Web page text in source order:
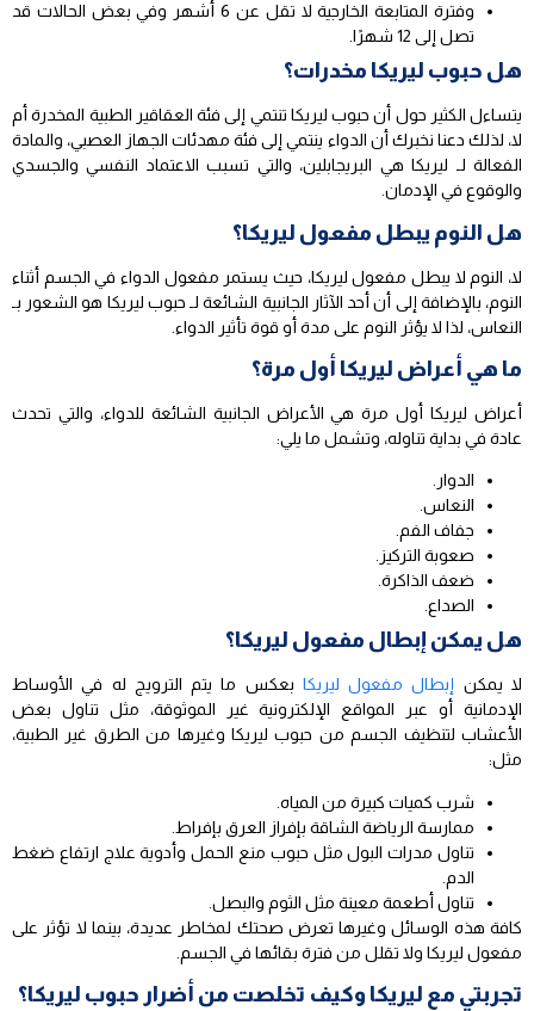
وفترة المتابعة الخارجية لا تقل عن 6 أشهر وفي بعض الحالات قد
تصل إلى 12 شهرًا.
هل حبوب ليريكا مخدرات؟
يتساءل الكثير حول أن حبوب ليريكا تنتمي إلى فئة العقاقير الطبية المخدرة أم
لا، لذلك دعنا نخبرك أن الدواء ينتمي إلى فئة مهدئات الجهاز العصبي، والمادة
الفعالة لـ ليريكا هي البريجابلين، والتي تسبب الاعتماد النفسي والجسدي
والوقوع في الإدمان.
هل النوم يبطل مفعول ليريكا؟
لا، النوم لا يبطل مفعول ليريكا، حيث يستمر مفعول الدواء في الجسم أثناء
النوم، بالإضافة إلى أن أحد الآثار الجانبية الشائعة لـ حبوب ليريكا هو الشعور بـ
النعاس، لذا لا يؤثر النوم على مدة أو قوة تأثير الدواء.
ما هي أعراض ليريكا أول مرة؟
أعراض ليريكا أول مرة هي الأعراض الجانبية الشائعة للدواء، والتي تحدث
عادة في بداية تناوله، وتشمل ما يلي:
الدوار.
النعاس.
جفاف الفم.
صعوبة التركيز.
ضعف الذاكرة.
الصداع.
هل يمكن إبطال مفعول ليريكا؟
لا يمكن إبطال مفعول ليريكا بعكس ما يتم الترويج له في الأوساط
الإدمانية أو عبر المواقع الإلكترونية غير الموثوقة، مثل تناول بعض
الأعشاب لتنظيف الجسم من حبوب ليريكا وغيرها من الطرق غير الطبية،
مثل:
شرب كميات كبيرة من المياه.
ممارسة الرياضة الشاقة بإفراز العرق بإفراط.
تناول مدرات البول مثل حبوب منع الحمل وأدوية علاج ارتفاع ضغط
الدم.
تناول أطعمة معينة مثل الثوم والبصل.
كافة هذه الوسائل وغيرها تعرض صحتك لمخاطر عديدة، بينما لا تؤثر على
مفعول ليريكا ولا تقلل من فترة بقائها في الجسم.
تجربتي مع ليريكا وكيف تخلصت من أضرار حبوب ليريكا؟